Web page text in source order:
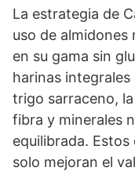
La estrategia de
uso de almidones
en su gama sin
harinas
trigo sarraceno,
fibra y minerales
equilibrada.
solo mejoran el